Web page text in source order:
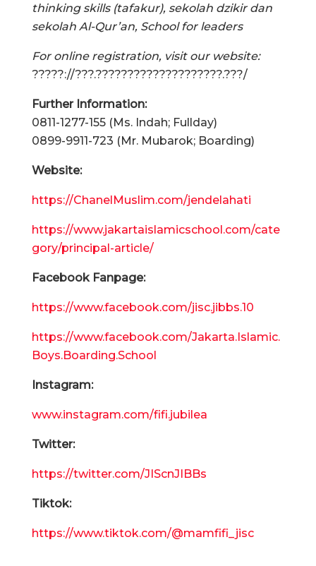
thinking skills (tafakur), sekolah dzikir dan
sekolah Al-Qur’an, School for leaders
For online registration, visit our website:
?????://???.????????????????????.???/
Further Information:
0811-1277-155 (Ms. Indah; Fullday)
0899-9911-723 (Mr. Mubarok; Boarding)
Website:
https://ChanelMuslim.com/jendelahati
https://www.jakartaislamicschool.com/cate
gory/principal-article/
Facebook Fanpage:
https://www.facebook.com/jisc.jibbs.10
https://www.facebook.com/Jakarta.Islamic.
Boys.Boarding.School
Instagram:
www.instagram.com/fifi.jubilea
Twitter:
https://twitter.com/JIScnJIBBs
Tiktok:
https://www.tiktok.com/@mamfifi_jisc